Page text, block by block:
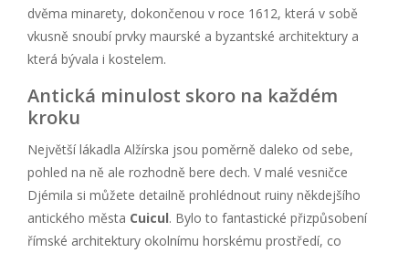
dvěma minarety, dokončenou v roce 1612, která v sobě
vkusně snoubí prvky maurské a byzantské architektury a
která bývala i kostelem.
Antická minulost skoro na každém
kroku
Největší lákadla Alžírska jsou poměrně daleko od sebe,
pohled na ně ale rozhodně bere dech. V malé vesničce
Djémila si můžete detailně prohlédnout ruiny někdejšího
antického města Cuicul. Bylo to fantastické přizpůsobení
římské architektury okolnímu horskému prostředí, co